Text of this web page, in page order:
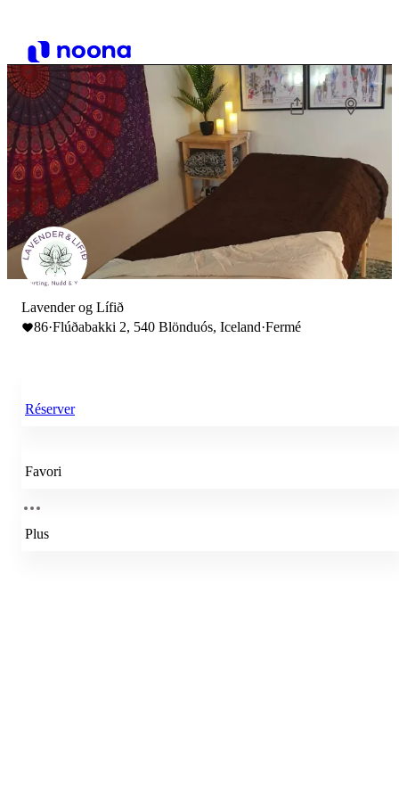
Lavender og Lífið
86·Flúðabakki 2, 540 Blönduós, Iceland·Fermé
Réserver
Favori
Plus